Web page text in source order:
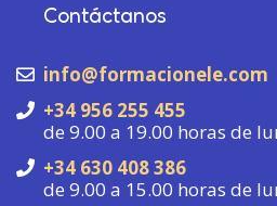
Contáctanos
info@formacionele.com
+34 956 255 455
de 9.00 a 19.00 horas de
+34 630 408 386
de 9.00 a 15.00 horas de